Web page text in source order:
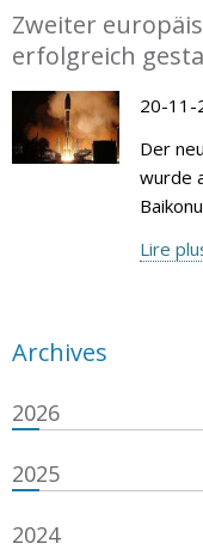
Zweiter
erfolgreich
20-11-
Der
wurde
Lire
Archives
2026
2025
2024